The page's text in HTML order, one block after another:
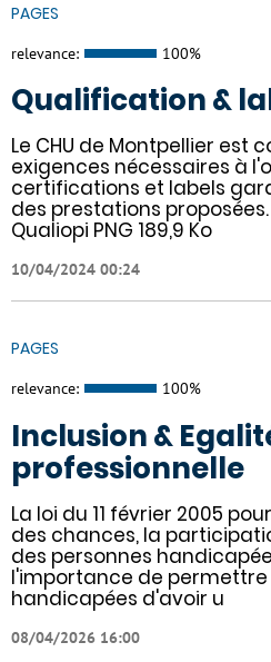
PAGES
relevance: 100%
Qualification &
Le CHU de Montpellier est
exigences nécessaires à
certifications et labels
des prestations
Qualiopi PNG 189,9 Ko
10/04/2024 00:24
PAGES
relevance: 100%
Inclusion &
professionnelle
La loi du 11 février 2005
des chances, la
des personnes
l'importance de permettre
handicapées d'avoir u
08/04/2026 16:00